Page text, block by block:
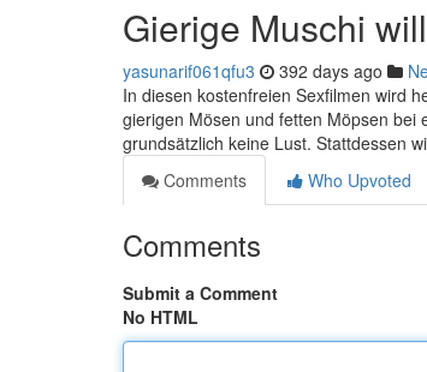
Gierige Muschi
yasunarif061qfu3 392 days ago
In diesen kostenfreien Sexfilmen wird
gierigen Mösen und fetten Möpsen bei
grundsätzlich keine Lust. Stattdessen
Comments
Who Upvoted
Comments
Submit a Comment
No HTML